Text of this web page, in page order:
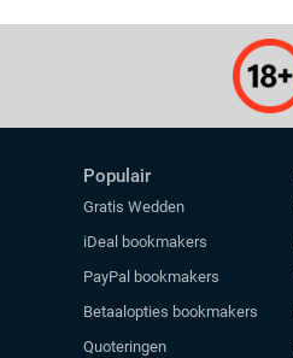
Populair
Gratis Wedden
iDeal bookmakers
PayPal bookmakers
Betaalopties bookmakers
Quoteringen